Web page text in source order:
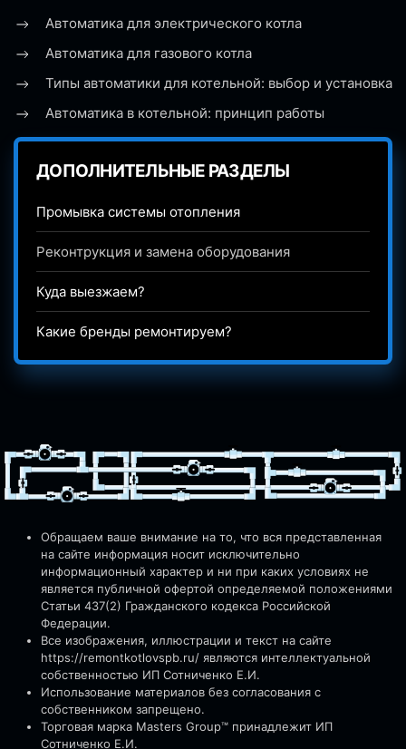
Автоматика для электрического котла
Автоматика для газового котла
Типы автоматики для котельной: выбор и установка
Автоматика в котельной: принцип работы
ДОПОЛНИТЕЛЬНЫЕ РАЗДЕЛЫ
Промывка системы отопления
Реконтрукция и замена оборудования
Куда выезжаем?
Какие бренды ремонтируем?
Обращаем ваше внимание на то, что вся представленная
на сайте информация носит исключительно
информационный характер и ни при каких условиях не
является публичной офертой определяемой положениями
Статьи 437(2) Гражданского кодекса Российской
Федерации.
Все изображения, иллюстрации и текст на сайте
https://remontkotlovspb.ru/ являются интеллектуальной
собственностью ИП Сотниченко Е.И.
Использование материалов без согласования с
собственником запрещено.
Торговая марка Masters Group™ принадлежит ИП
Сотниченко Е.И.